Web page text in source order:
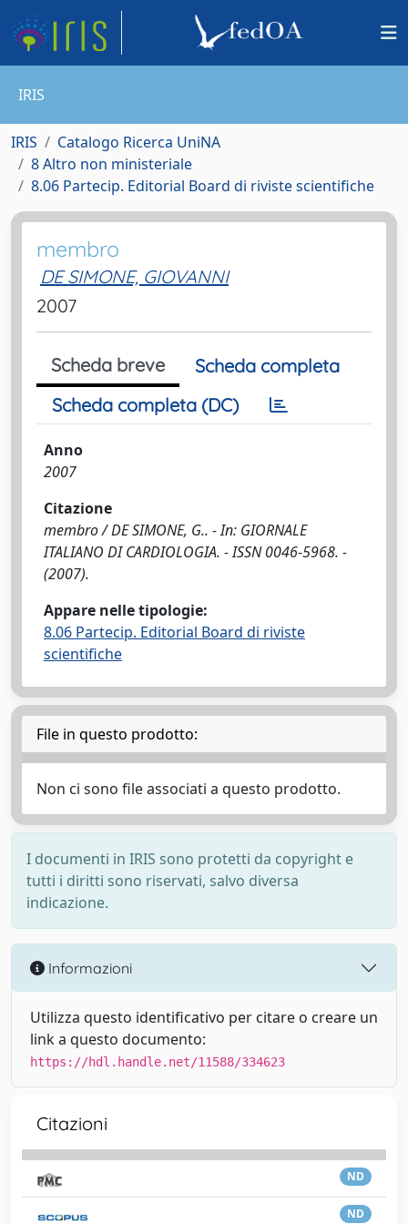
IRIS
IRIS
Catalogo Ricerca UniNA
8 Altro non ministeriale
8.06 Partecip. Editorial Board di riviste scientifiche
membro
DE SIMONE, GIOVANNI
2007
Scheda breve
Scheda completa
Scheda completa (DC)
Anno
2007
Citazione
membro / DE SIMONE, G.. - In: GIORNALE
ITALIANO DI CARDIOLOGIA. - ISSN 0046-5968. -
(2007).
Appare nelle tipologie:
8.06 Partecip. Editorial Board di riviste
scientifiche
File in questo prodotto:
Non ci sono file associati a questo prodotto.
I documenti in IRIS sono protetti da copyright e
tutti i diritti sono riservati, salvo diversa
indicazione.
Informazioni
Utilizza questo identificativo per citare o creare un
link a questo documento:
https://hdl.handle.net/11588/334623
Citazioni
ND
ND